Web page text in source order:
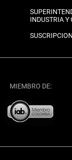
INDUSTRIA Y
MIEMBRO DE: